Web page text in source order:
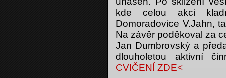
kde celou akci
Domoradovice V.Jahn,
Na závěr poděkoval za
Jan Dumbrovský a
dlouholetou aktivní
CVIČENÍ ZDE<